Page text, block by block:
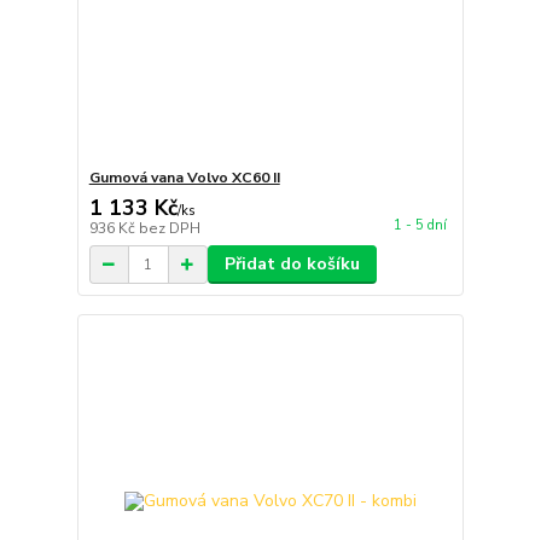
Gumová vana Volvo XC60 II
1 133 Kč/ks
936 Kč bez DPH 1 - 5 dní
Přidat do košíku